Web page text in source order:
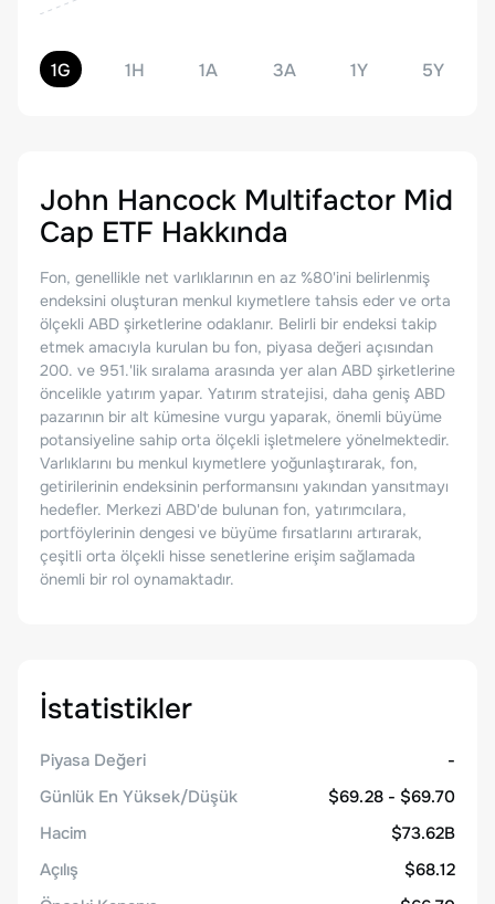
1G 1H 1A 3A 1Y 5Y
John Hancock Multifactor Mid
Cap ETF Hakkında
Fon, genellikle net varlıklarının en az %80'ini belirlenmiş
endeksini oluşturan menkul kıymetlere tahsis eder ve orta
ölçekli ABD şirketlerine odaklanır. Belirli bir endeksi takip
etmek amacıyla kurulan bu fon, piyasa değeri açısından
200. ve 951.'lik sıralama arasında yer alan ABD şirketlerine
öncelikle yatırım yapar. Yatırım stratejisi, daha geniş ABD
pazarının bir alt kümesine vurgu yaparak, önemli büyüme
potansiyeline sahip orta ölçekli işletmelere yönelmektedir.
Varlıklarını bu menkul kıymetlere yoğunlaştırarak, fon,
getirilerinin endeksinin performansını yakından yansıtmayı
hedefler. Merkezi ABD'de bulunan fon, yatırımcılara,
portföylerinin dengesi ve büyüme fırsatlarını artırarak,
çeşitli orta ölçekli hisse senetlerine erişim sağlamada
önemli bir rol oynamaktadır.
İstatistikler
Piyasa Değeri
-
Günlük En Yüksek/Düşük
$69.28 - $69.70
Hacim
$73.62B
Açılış
$68.12